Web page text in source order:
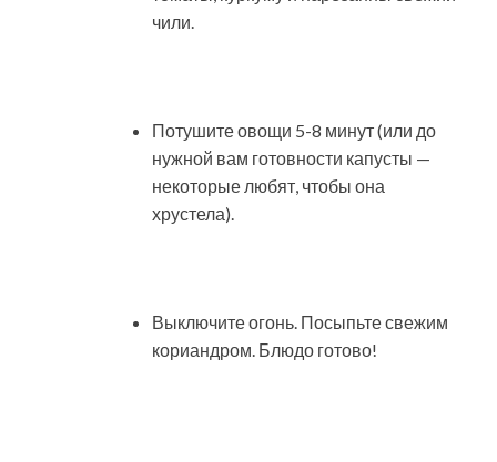
чили.
Потушите овощи 5-8 минут (или до
нужной вам готовности капусты —
некоторые любят, чтобы она
хрустела).
Выключите огонь. Посыпьте свежим
кориандром. Блюдо готово!